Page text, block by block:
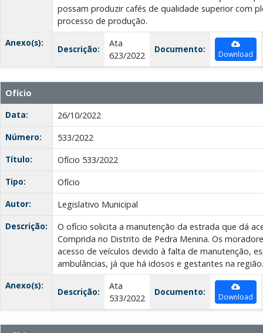
possam produzir cafés de qualidade superior com
processo de produção.
Anexo(s):
Descrição:
Ata
623/2022
Documento: Download
Ofício
Data:
26/10/2022
Número:
533/2022
Título:
Ofício 533/2022
Tipo:
Ofício
Autor:
Legislativo Municipal
Descrição:
O ofício solicita a manutenção da estrada que dá
Comprida no Distrito de Pedra Menina. Os
acesso de veículos devido à falta de manutenção,
ambulâncias, já que há idosos e gestantes na região.
Anexo(s):
Descrição:
Ata
533/2022
Documento: Download